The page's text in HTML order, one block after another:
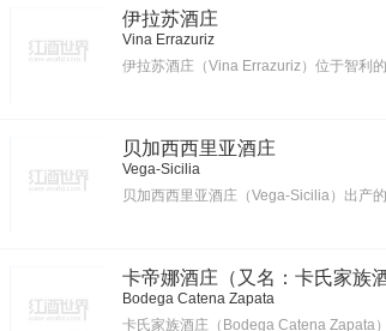
伊拉苏酒庄
Vina Errazuriz
伊拉苏酒庄（Vina Errazuriz）位于智利
贝加西西里亚酒庄
Vega-Sicilia
贝加西西里亚酒庄（Vega-Sicilia）出产
卡帝娜酒庄（又名：卡氏家族酒
Bodega Catena Zapata
卡氏家族酒庄（Bodega Catena Zapata